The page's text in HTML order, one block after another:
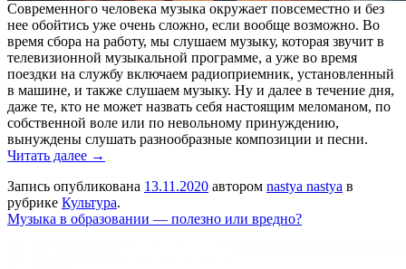
Современного человека музыка окружает повсеместно и без
нее обойтись уже очень сложно, если вообще возможно. Во
время сбора на работу, мы слушаем музыку, которая звучит в
телевизионной музыкальной программе, а уже во время
поездки на службу включаем радиоприемник, установленный
в машине, и также слушаем музыку. Ну и далее в течение дня,
даже те, кто не может назвать себя настоящим меломаном, по
собственной воле или по невольному принуждению,
вынуждены слушать разнообразные композиции и песни.
Читать далее →
Запись опубликована 13.11.2020 автором nastya nastya в
рубрике Культура.
Музыка в образовании — полезно или вредно?